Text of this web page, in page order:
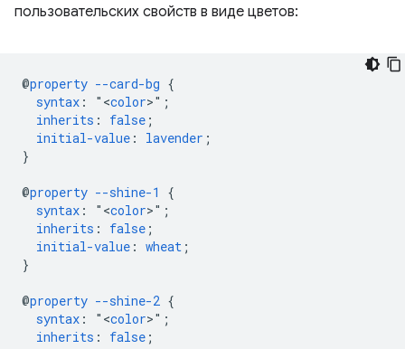
пользовательских свойств в виде цветов:
@property --card-bg {
syntax : "<color>" ;
inherits : false ;
initial-value : lavender ;
}
@property --shine-1
{
syntax : "<color>" ;
inherits : false ;
initial-value : wheat ;
}
@property --shine-2 {
syntax : "<color>" ;
inherits : false ;